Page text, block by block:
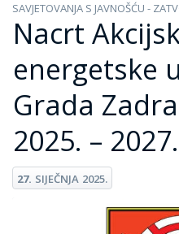
SAVJETOVANJA S JAVNOŠĆU -
Nacrt
energetske
Grada
2025. –
27. SIJEČNJA 2025.